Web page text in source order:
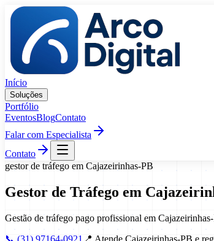
Pular para o conteúdo
Início
Soluções
Portfólio
EventosBlogContato
Falar com Especialista
Contato
gestor de tráfego em Cajazeirinhas-PB
Gestor de Tráfego em
Gestão de tráfego pago profissional em
📞 (31) 97164-0921 📍 Atende Cajazeirinhas-PB e